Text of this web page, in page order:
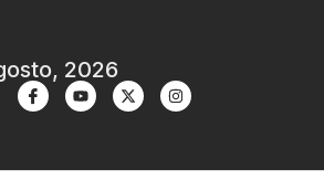
2026